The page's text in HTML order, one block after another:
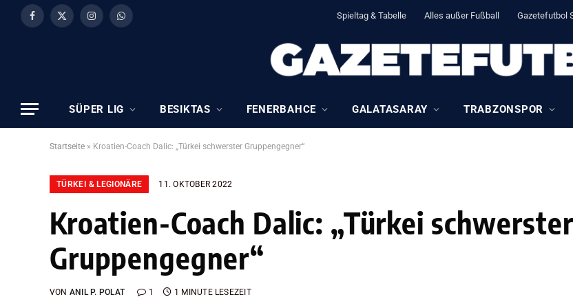
Facebook
X
InstagramWhatsApp Spieltag & Tabelle Alles außer Fußball Gazetefutbol
SÜPER LIG BESIKTAS FENERBAHCE GALATASARAY TRABZONSPOR
Startseite » Kroatien-Coach Dalic: „Türkei schwerster Gruppengegner“
TÜRKEI & LEGIONÄRE 11. OKTOBER 2022
Kroatien-Coach Dalic: „Türkei schwerster
Gruppengegner“
VON ANIL P. POLAT 1 1 MINUTE LESEZEIT